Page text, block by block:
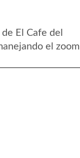
El Cafe del
el zoom